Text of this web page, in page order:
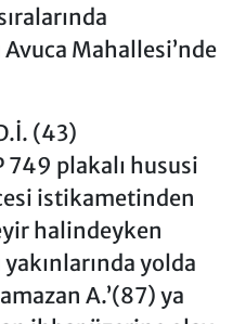
Avuca Mahallesi’nde
(43)
plakalı hususi
istikametinden
halindeyken
yakınlarında yolda
A.’(87) ya